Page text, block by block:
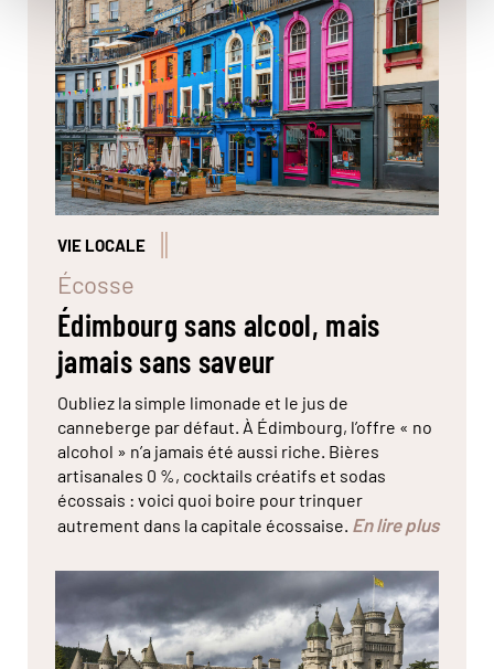
Victoria Street, l'une des plus réputées rues de la
vieille ville d'Édimbourg. © Jon Arnold
Images/Hemis
VIE LOCALE
Écosse
Édimbourg sans alcool, mais
jamais sans saveur
Oubliez la simple limonade et le jus de
canneberge par défaut. À Édimbourg, l’offre « no
alcohol » n’a jamais été aussi riche. Bières
artisanales 0 %, cocktails créatifs et sodas
écossais : voici quoi boire pour trinquer
autrement dans la capitale écossaise. En lire plus
Le domaine du château de Balmoral s'étend sur
plus de 200 km2 dans le parc national de
Cairngorns. © Jon Arnold Images/hemis